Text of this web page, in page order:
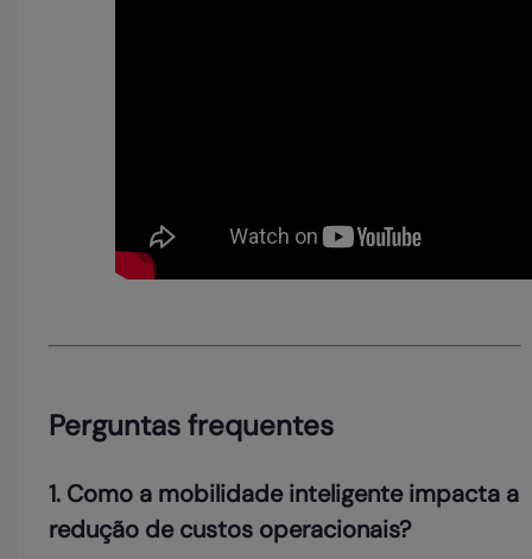
Perguntas frequentes
1. Como a mobilidade inteligente impacta a
redução de custos operacionais?